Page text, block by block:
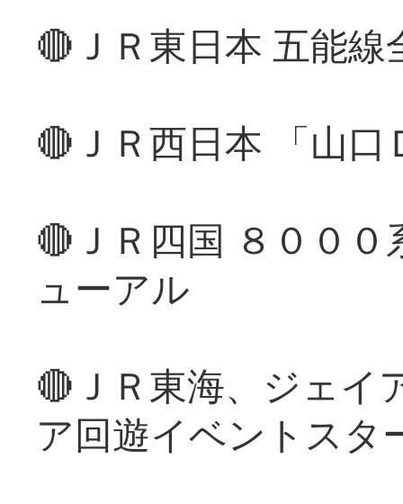
🔴ＪＲ東日本 五能
🔴ＪＲ西日本 「山
🔴ＪＲ四国 ８００
ューアル
🔴ＪＲ東海、ジェイ
ア回遊イベントスタ